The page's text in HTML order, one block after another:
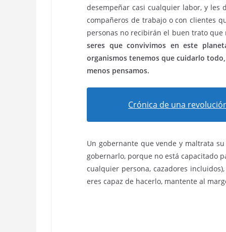
desempeñar casi cualquier labor, y les
compañeros de trabajo o con clientes
personas no recibirán el buen trato
seres que convivimos en este
organismos tenemos que cuidarlo
menos pensamos.
Crónica de una
Un gobernante que vende y maltrata
gobernarlo, porque no está capacitado
cualquier persona, cazadores
eres capaz de hacerlo, mantente al